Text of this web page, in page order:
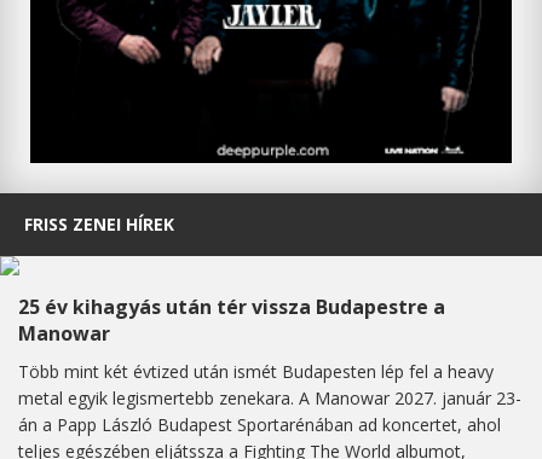
FRISS ZENEI HÍREK
25 év kihagyás után tér vissza Budapestre a
Manowar
Több mint két évtized után ismét Budapesten lép fel a heavy
metal egyik legismertebb zenekara. A Manowar 2027. január 23-
án a Papp László Budapest Sportarénában ad koncertet, ahol
teljes egészében eljátssza a Fighting The World albumot,